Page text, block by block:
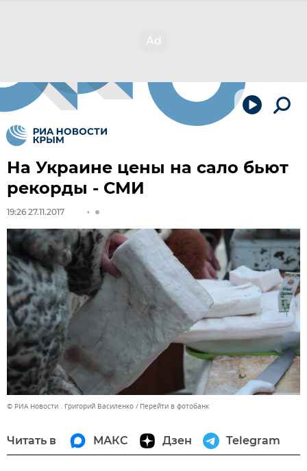
На Украине цены на сало бьют
рекорды - СМИ
19:26 27.11.2017
© РИА Новости . Григорий Василенко Перейти в фотобанк
Читать в МАКС Дзен Telegram